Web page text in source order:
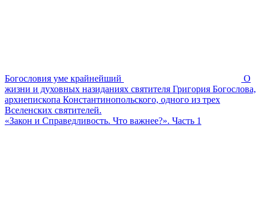
Богословия уме крайнейший
О
жизни и духовных назиданиях святителя Григория Богослова,
архиепископа Константинопольского, одного из трех
Вселенских святителей.
«Закон и Справедливость. Что важнее?». Часть 1